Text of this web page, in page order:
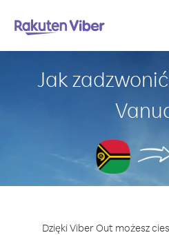
Jak
Dzięki Viber Out możesz